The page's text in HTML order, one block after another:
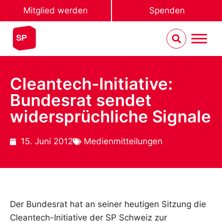
Mitglied werden Spenden
Cleantech-Initiative:
Bundesrat sendet
widersprüchliche Signale
15. Juni 2012 Medienmitteilungen
Der Bundesrat hat an seiner heutigen Sitzung die
Cleantech-Initiative der SP Schweiz zur